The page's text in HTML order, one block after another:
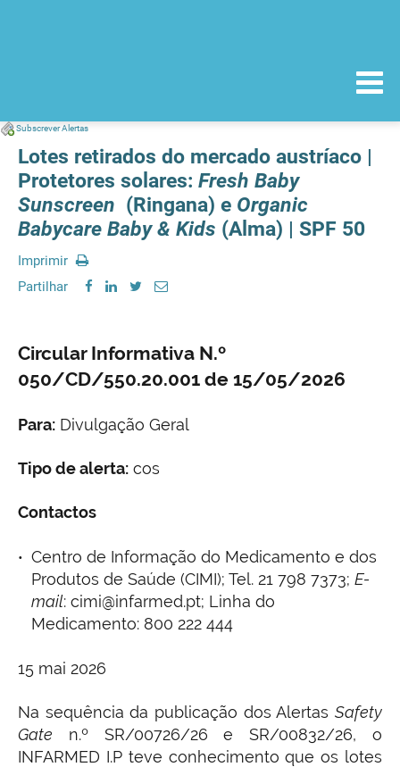
Subscrever Alertas
Lotes retirados do mercado austríaco |
Protetores solares: Fresh Baby
Sunscreen (Ringana) e Organic
Babycare Baby & Kids (Alma) | SPF 50
Imprimir
Partilhar
Circular Informativa N.º
050/CD/550.20.001 de 15/05/2026
Para: Divulgação Geral
Tipo de alerta: cos
Contactos
Centro de Informação do Medicamento e dos
Produtos de Saúde (CIMI); Tel. 21 798 7373; E-
mail: cimi@infarmed.pt; Linha do
Medicamento: 800 222 444
15 mai 2026
Na sequência da publicação dos Alertas Safety
Gate n.º SR/00726/26 e SR/00832/26, o
INFARMED I.P teve conhecimento que os lotes